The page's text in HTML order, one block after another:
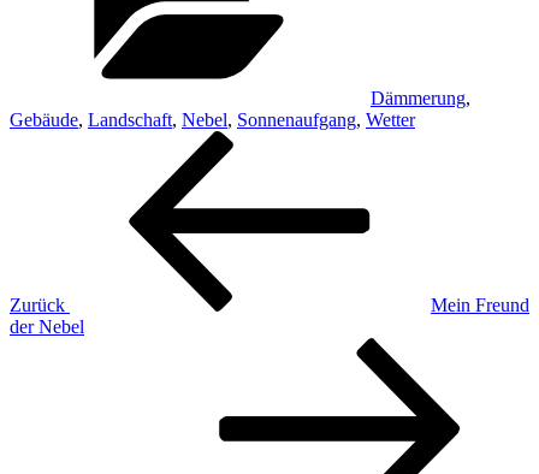
Dämmerung,
Gebäude, Landschaft, Nebel, Sonnenaufgang, Wetter
Beitragsnavigation
Zurück
Mein Freund
der Nebel